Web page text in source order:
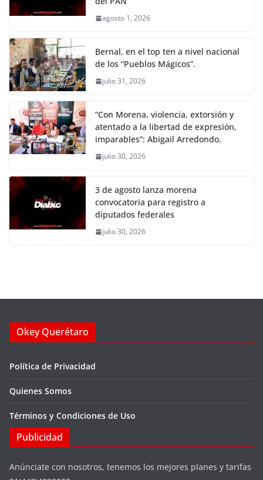
agosto 1, 2026
Bernal, en el top ten a nivel nacional
de los “Pueblos Mágicos”.
julio 31, 2026
“Con Morena, violencia, extorsión y
atentado a la libertad de expresión,
imparables”: Abigail Arredondo.
julio 30, 2026
3 de agosto lanza morena
convocatoria para registro a
diputados federales
julio 30, 2026
Okey Querétaro
Política de Privacidad
Quienes Somos
Términos y Condiciones de Uso
Publicidad
Anúnciate con nosotros, tenemos los mejores planes y tarifas